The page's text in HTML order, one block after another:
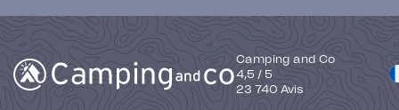
Camping and Co
4,5 / 5
23 740 Avis